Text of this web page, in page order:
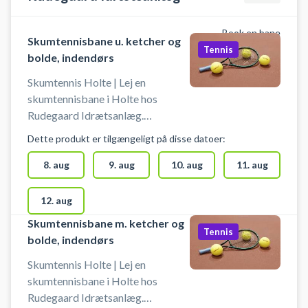
Book en bane
Skumtennisbane u. ketcher og
bolde, indendørs
Skumtennis Holte | Lej en
skumtennisbane i Holte hos
Rudegaard Idrætsanlæg.
der spilles på baner, hvor der også
spilles badminton og pickleball.
Book nemt din skumtennisbane og
spil skumtennis i Holtehallerne i
Rudersdal. Du lejer banen uden
bolde og ketchere. Der er
mulighed for omklædning og bad i
Holtehallerne. Gratis parkering
ved hallerne i Holte - nem adgang
til skumtennisbaner i
Tennis
Dette produkt er tilgængeligt på disse datoer:
8. aug 9. aug 10. aug 11. aug
12. aug
Skumtennisbane m. ketcher og
bolde, indendørs
Skumtennis Holte | Lej en
skumtennisbane i Holte hos
Rudegaard Idrætsanlæg.
Tennis